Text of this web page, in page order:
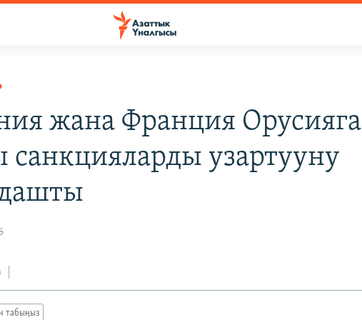
жана Франция Орусияга
узартууну
табыңыз